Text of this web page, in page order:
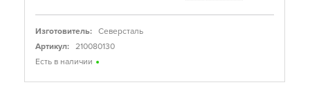
Изготовитель:
Северсталь
Артикул:
210080130
Есть в наличии